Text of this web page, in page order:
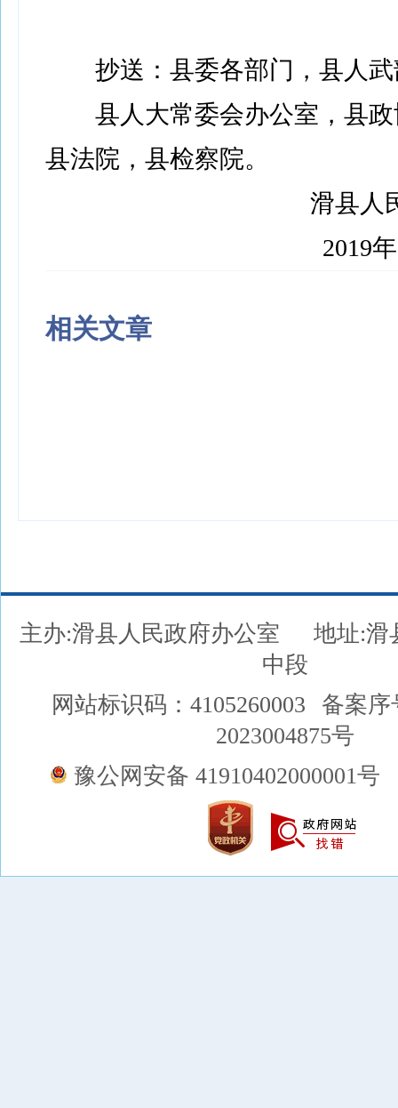
抄送：县委各部门，县人武
县人大常委会办公室，县政
县法院，县检察院。
滑县人民
2019
相关文章
主办:滑县人民政府办公室
地址:滑
中段
网站标识码：4105260003
备案序
2023004875号
豫公网安备 41910402000001号